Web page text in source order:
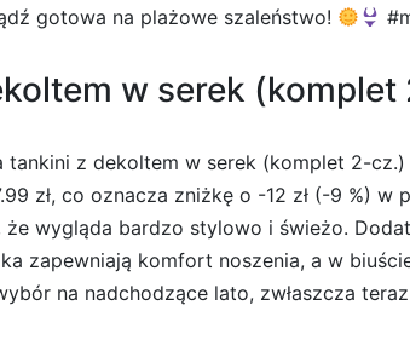
gotowa na plażowe szaleństwo!
w serek
tankini z dekoltem w serek (komplet 2-
zł, co oznacza zniżkę o -12 zł (-9 %)
wygląda bardzo stylowo i świeżo.
zapewniają komfort noszenia, a w
na nadchodzące lato, zwłaszcza